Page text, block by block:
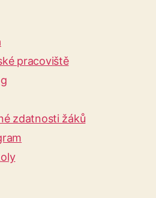
pracoviště
zdatnosti žáků